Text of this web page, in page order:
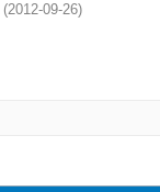
(2012-09-26)